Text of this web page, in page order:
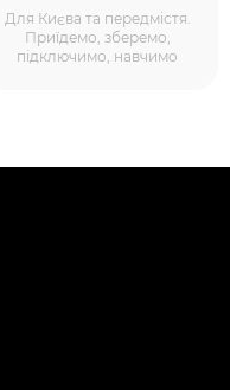
Для Києва та передмістя.
Приїдемо, зберемо,
підключимо, навчимо